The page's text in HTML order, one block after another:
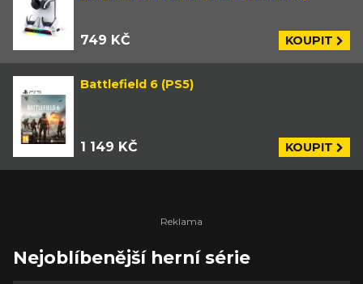
749 KČ KOUPIT
Battlefield 6 (PS5)
1 149 KČ KOUPIT
Nejoblíbenější herní série